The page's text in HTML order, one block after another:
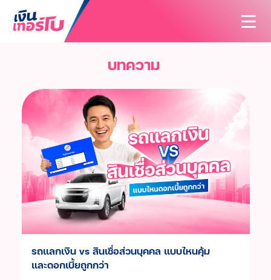
สินเชื่อทั้งหมด
สินเชื่อรถมอเตอร์ไซค์
สินเชื่อรถยนต์
สินเชื่อรถแทรกเตอร์
สินเชื่อโฉนดที่ดิน
สนใจประกัน
ประกันทั้งหมด
ประกันรถมอเตอร์ไซค์
ประกันรถยนต์
ประกันสุขภาพและโรคร้ายแรง
ประกันอุบัติเหตุ
ประกันบ้านและคอนโด
บทความ
ค้นหาสาขา
นักลงทุนสัมพันธ์
เกี่ยวกับเรา
รู้จักเงินเทอร์โบ
บริษัทฯ และวัฒนธรรมองค์กร
บทความ
รถแลกเงิน vs สินเชื่อส่วนบุคคล แบบไหนคุ้ม
และดอกเบี้ยถูกกว่า